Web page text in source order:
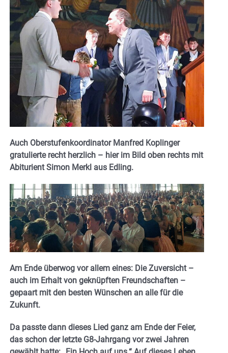
Auch Oberstufenkoordinator Manfred Koplinger
gratulierte recht herzlich – hier im Bild oben rechts mit
Abiturient Simon Merkl aus Edling.
Am Ende überwog vor allem eines: Die Zuversicht –
auch im Erhalt von geknüpften Freundschaften –
gepaart mit den besten Wünschen an alle für die
Zukunft.
Da passte dann dieses Lied ganz am Ende der Feier,
das schon der letzte G8-Jahrgang vor zwei Jahren